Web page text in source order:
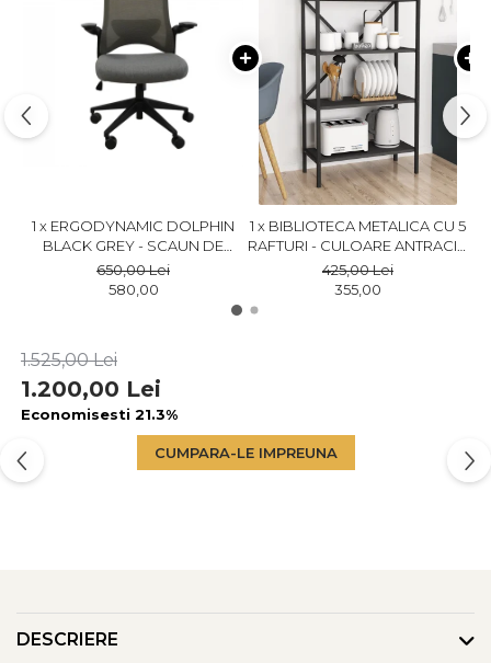
1 x ERGODYNAMIC DOLPHIN
BLACK GREY - SCAUN DE
BIROU CU BRATE RABATABILE
650,00 Lei
580,00
1 x BIBLIOTECA METALICA CU 5
RAFTURI - CULOARE ANTRACIT,
158X66X35
425,00 Lei
355,00
1.525,00 Lei
1.200,00 Lei
Economisesti 21.3%
CUMPARA-LE IMPREUNA
DESCRIERE